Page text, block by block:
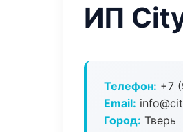
ИП
Телефон: +7
Email:
Город: Тверь